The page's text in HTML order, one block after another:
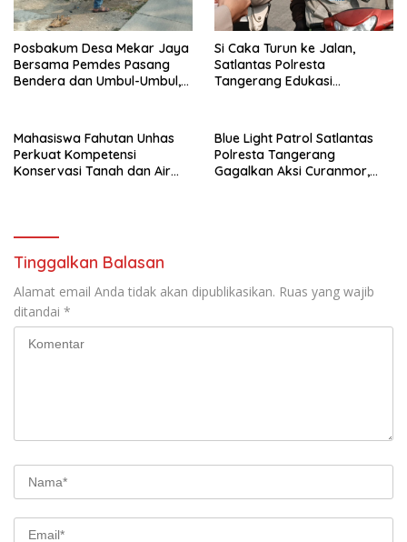
Posbakum Desa Mekar Jaya
Bersama Pemdes Pasang
Bendera dan Umbul-Umbul,
Kebangsaan
Si Caka Turun ke Jalan,
Satlantas Polresta
Tangerang Edukasi
Mahasiswa Fahutan Unhas
Perkuat Kompetensi
Konservasi Tanah dan Air
Blue Light Patrol Satlantas
Polresta Tangerang
Gagalkan Aksi Curanmor,
Tinggalkan Balasan
Alamat email Anda tidak akan dipublikasikan. Ruas yang wajib
ditandai *